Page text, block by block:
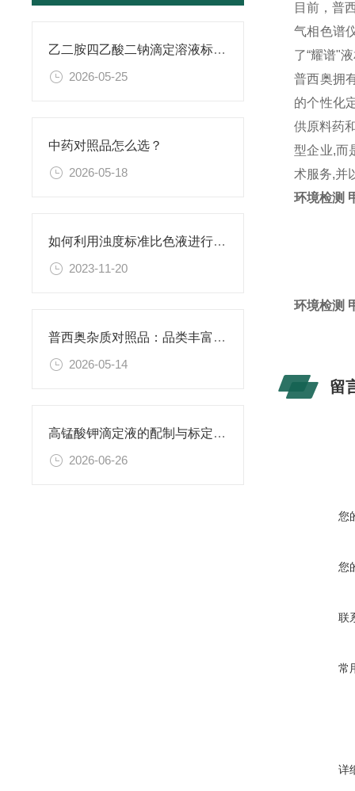
乙二胺四乙酸二钠滴定溶液标准物质的制备与应用指南
2026-05-25
中药对照品怎么选？
2026-05-18
如何利用浊度标准比色液进行水体生态系统的研究？
2023-11-20
普西奥杂质对照品：品类丰富，覆盖主流药物
2026-05-14
高锰酸钾滴定液的配制与标定全流程解析
2026-06-26
目前，普
气相色谱
了“耀谱"
普西奥拥
的个性化
供原料药
型企业,而
术服务,并
环境检测
环境检测
留
您
您
联
常
详